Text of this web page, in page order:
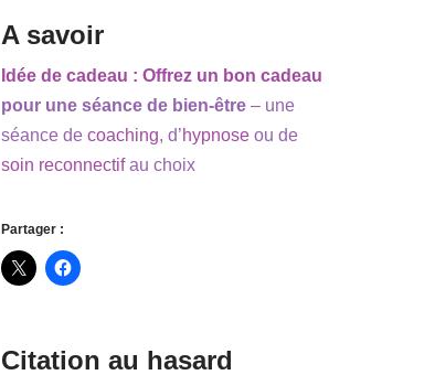
A savoir
Idée de cadeau : Offrez un bon cadeau
pour une séance de bien-être – une
séance de coaching, d’hypnose ou de
soin reconnectifau choix
Partager :
Citation au hasard